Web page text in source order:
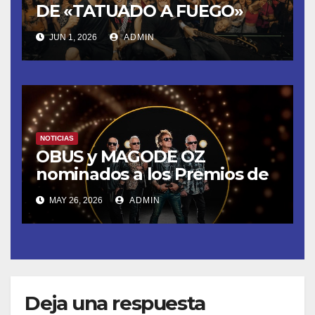
DE «TATUADO A FUEGO»
CON UN LLENO EN LA SALA
DEL MOVISTAR ARENA DE
MADRID
JUN 1, 2026 ADMIN
NOTICIAS
OBUS y MAGODE OZ
nominados a los Premios de
la Academia de la Música de
España- Esta noche en La 2
MAY 26, 2026 ADMIN
Deja una respuesta